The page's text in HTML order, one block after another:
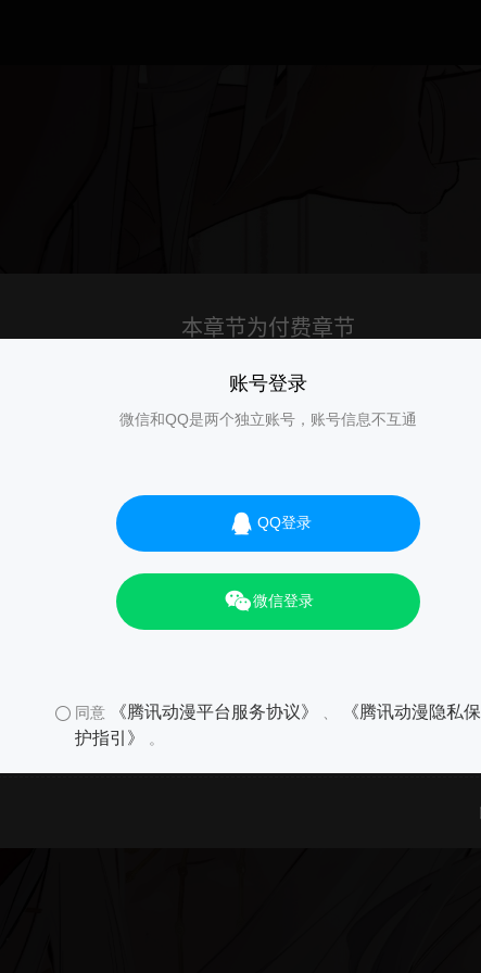
账号登录
微信和QQ是两个独立账号，账号信息不互通
QQ登录
微信登录
同意 《腾讯动漫平台服务协议》
《腾讯动漫隐私保
护指引》
。